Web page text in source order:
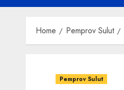
Home Pemprov Sulut
Pemprov Sulut